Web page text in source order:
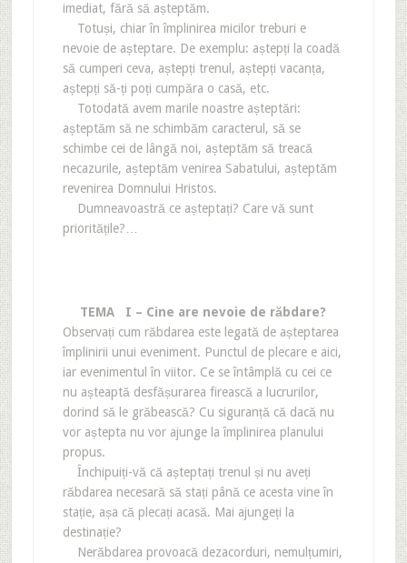
imediat, fără să așteptăm.
Totuși, chiar în împlinirea micilor treburi e
nevoie de așteptare. De exemplu: aștepți la coadă
să cumperi ceva, aștepți trenul, aștepți vacanța,
aștepți să-ți poți cumpăra o casă, etc.
Totodată avem marile noastre așteptări:
așteptăm să ne schimbăm caracterul, să se
schimbe cei de lângă noi, așteptăm să treacă
necazurile, așteptăm venirea Sabatului, așteptăm
revenirea Domnului Hristos.
Dumneavoastră ce așteptați? Care vă sunt
prioritățile?…
TEMA I – Cine are nevoie de răbdare?
Observați cum răbdarea este legată de așteptarea
împlinirii unui eveniment. Punctul de plecare e aici,
iar evenimentul în viitor. Ce se întâmplă cu cei ce
nu așteaptă desfășurarea firească a lucrurilor,
dorind să le grăbească? Cu siguranță că dacă nu
vor aștepta nu vor ajunge la împlinirea planului
propus.
Închipuiți-vă că așteptați trenul și nu aveți
răbdarea necesară să stați până ce acesta vine în
stație, așa că plecați acasă. Mai ajungeți la
destinație?
Nerăbdarea provoacă dezacorduri, nemulțumiri,